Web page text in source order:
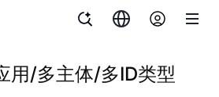
有化
用/多主体/多ID类型